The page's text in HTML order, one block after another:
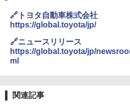
🔗トヨタ自動車株式会社
https://global.toyota/jp/
🔗ニュースリリース
https://global.toyota/jp/
ml
関連記事